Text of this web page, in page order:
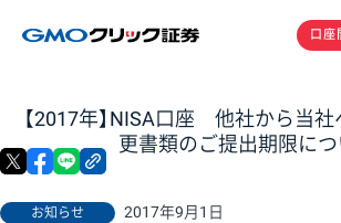
口座
【2017年】NISA口座 他社から当
更書類のご提出期限につ
お知らせ 2017年9月1日
X facebook